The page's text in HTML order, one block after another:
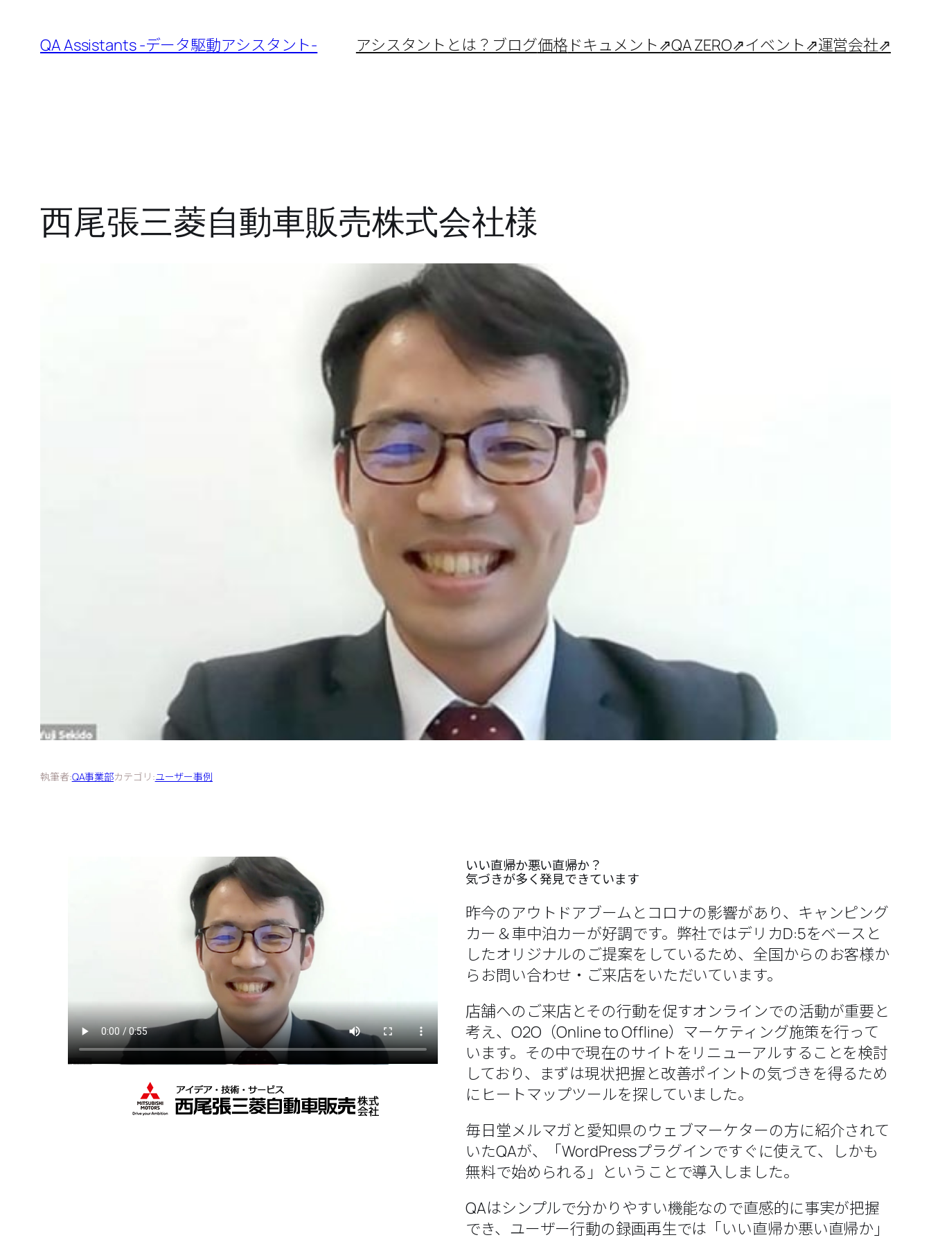
QA Assistants -データ駆動アシスタント- アシスタントとは？ ブログ価格ドキュメント⇗QA ZERO⇗イベント⇗運営会社⇗
西尾張三菱自動車販売株式会社様
執筆者:QA事業部カテゴリ:ユーザー事例
いい直帰か悪い直帰か？
気づきが多く発見できています
昨今のアウトドアブームとコロナの影響があり、キャンピング
カー＆車中泊カーが好調です。弊社ではデリカD:5をベースと
したオリジナルのご提案をしているため、全国からのお客様か
らお問い合わせ・ご来店をいただいています。
店舗へのご来店とその行動を促すオンラインでの活動が重要と
考え、O2O（Online to Offline）マーケティング施策を行って
います。その中で現在のサイトをリニューアルすることを検討
しており、まずは現状把握と改善ポイントの気づきを得るため
にヒートマップツールを探していました。
毎日堂メルマガと愛知県のウェブマーケターの方に紹介されて
いたQAが、「WordPressプラグインですぐに使えて、しかも
無料で始められる」ということで導入しました。
QAはシンプルで分かりやすい機能なので直感的に事実が把握
でき、ユーザー行動の録画再生では「いい直帰か悪い直帰か」